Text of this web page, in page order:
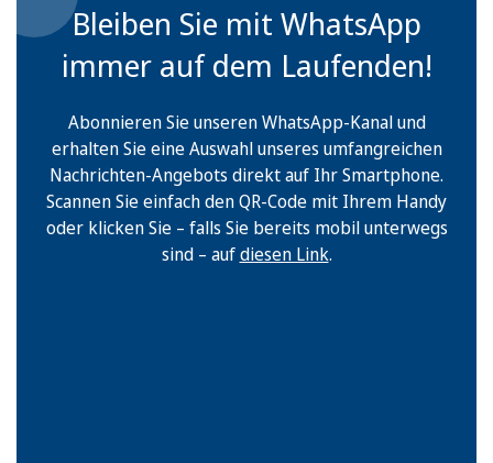
Bleiben Sie mit WhatsApp
immer auf dem Laufenden!
Abonnieren Sie unseren WhatsApp-Kanal und
erhalten Sie eine Auswahl unseres umfangreichen
Nachrichten-Angebots direkt auf Ihr Smartphone.
Scannen Sie einfach den QR-Code mit Ihrem Handy
oder klicken Sie – falls Sie bereits mobil unterwegs
sind – aufdiesen Link.